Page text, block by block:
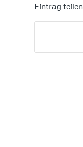
Eintrag teilen